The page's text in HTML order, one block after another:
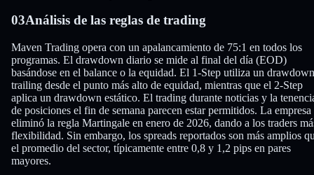
03Análisis de las reglas de trading
Maven Trading opera con un apalancamiento de 75:1 en todos los
programas. El drawdown diario se mide al final del día (EOD)
basándose en el balance o la equidad. El 1-Step utiliza un drawdown
trailing desde el punto más alto de equidad, mientras que el 2-Step
aplica un drawdown estático. El trading durante noticias y la
de posiciones el fin de semana parecen estar permitidos. La empresa
eliminó la regla Martingale en enero de 2026, dando a los traders
flexibilidad. Sin embargo, los spreads reportados son más amplios
el promedio del sector, típicamente entre 0,8 y 1,2 pips en pares
mayores.